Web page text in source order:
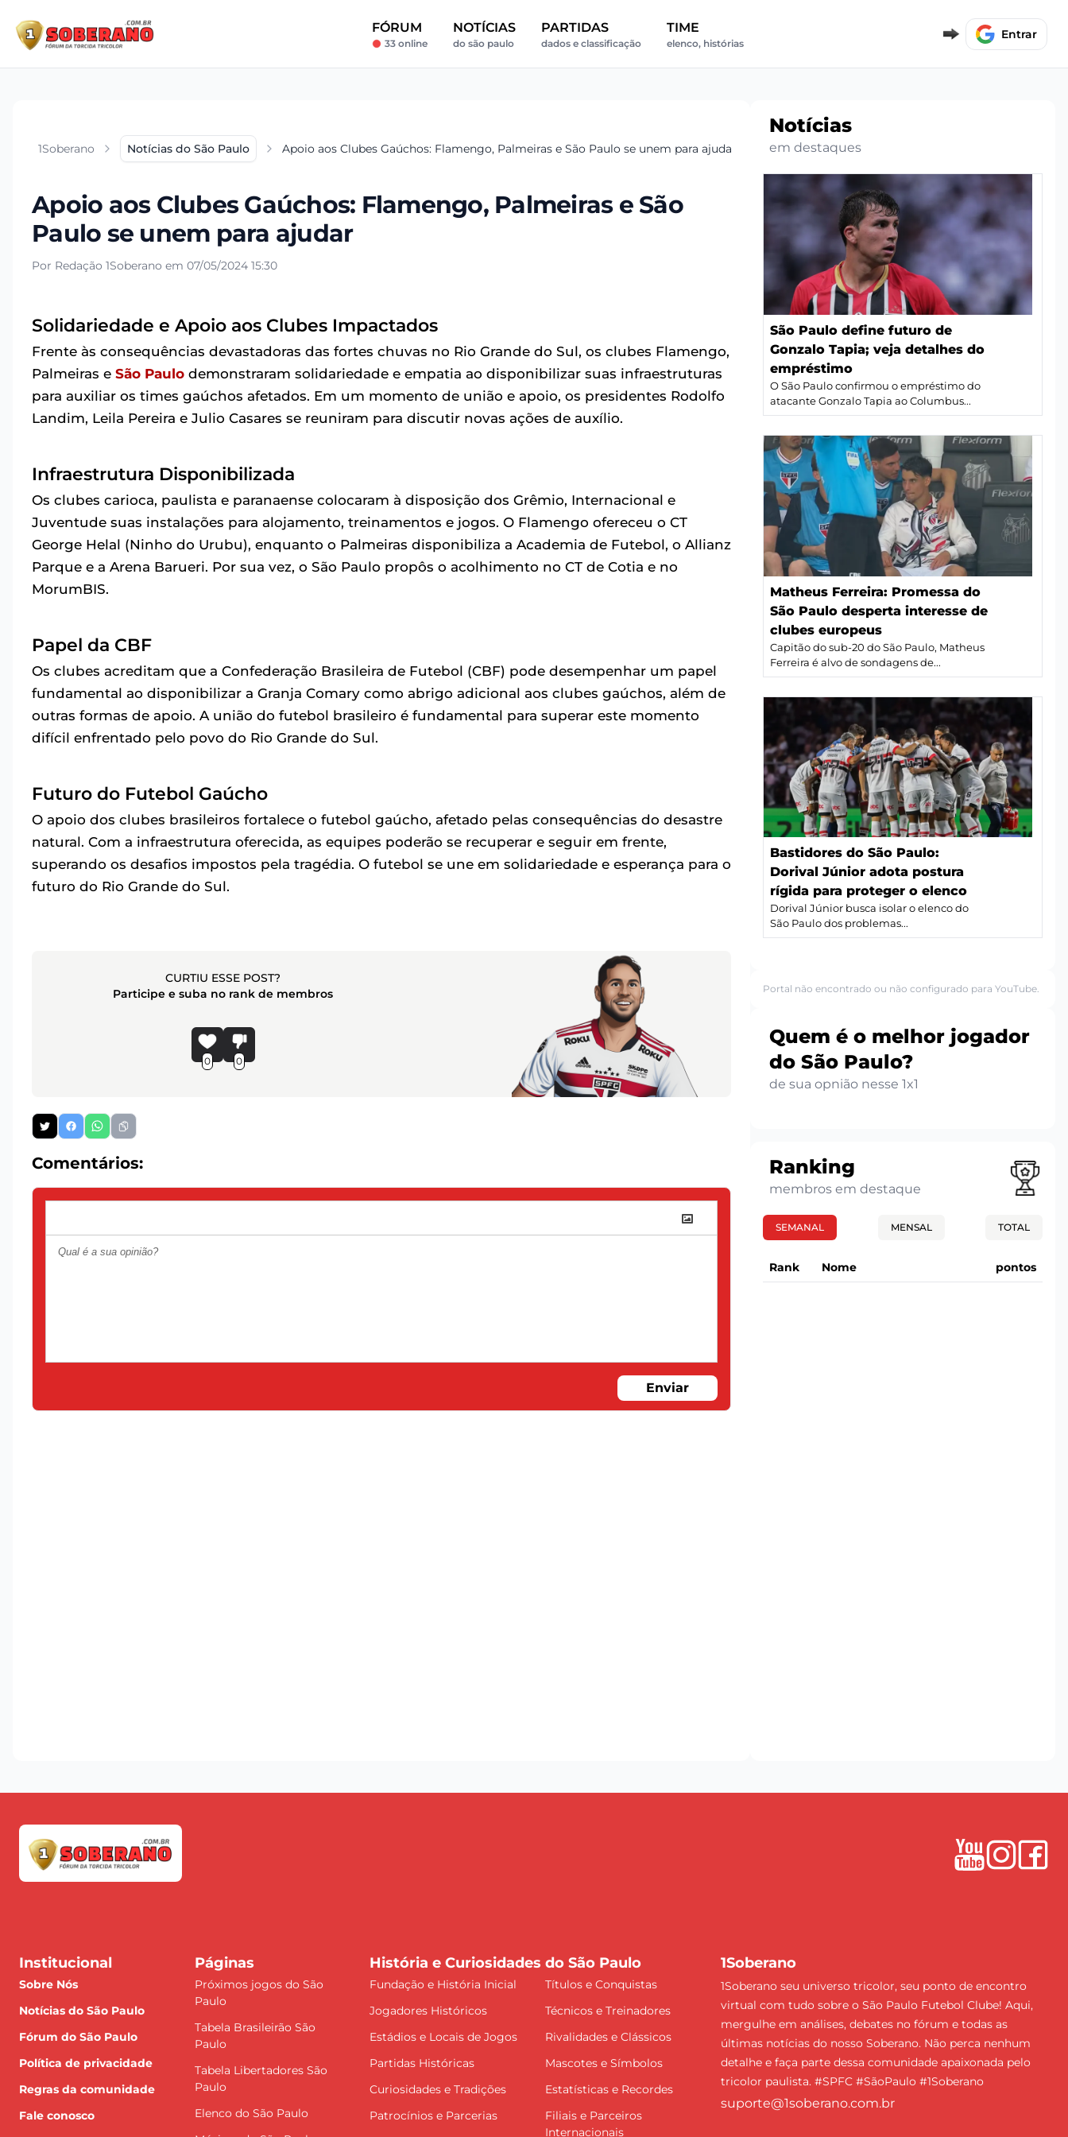
FÓRUM
33 online
NOTÍCIAS
do são paulo
PARTIDAS
dados e classificação
TIME
elenco, histórias
Entrar
1Soberano Notícias do São Paulo Apoio aos Clubes Gaúchos: Flamengo, Palmeiras e São Paulo se unem para ajudar
Apoio aos Clubes Gaúchos: Flamengo, Palmeiras e São
Paulo se unem para ajudar
Por Redação 1Soberano em 07/05/2024 15:30
Solidariedade e Apoio aos Clubes Impactados
Frente às consequências devastadoras das fortes chuvas no Rio Grande do Sul, os clubes Flamengo,
Palmeiras e São Paulo demonstraram solidariedade e empatia ao disponibilizar suas infraestruturas
para auxiliar os times gaúchos afetados. Em um momento de união e apoio, os presidentes Rodolfo
Landim, Leila Pereira e Julio Casares se reuniram para discutir novas ações de auxílio.
Infraestrutura Disponibilizada
Os clubes carioca, paulista e paranaense colocaram à disposição dos Grêmio, Internacional e
Juventude suas instalações para alojamento, treinamentos e jogos. O Flamengo ofereceu o CT
George Helal (Ninho do Urubu), enquanto o Palmeiras disponibiliza a Academia de Futebol, o Allianz
Parque e a Arena Barueri. Por sua vez, o São Paulo propôs o acolhimento no CT de Cotia e no
MorumBIS.
Papel da CBF
Os clubes acreditam que a Confederação Brasileira de Futebol (CBF) pode desempenhar um papel
fundamental ao disponibilizar a Granja Comary como abrigo adicional aos clubes gaúchos, além de
outras formas de apoio. A união do futebol brasileiro é fundamental para superar este momento
difícil enfrentado pelo povo do Rio Grande do Sul.
Futuro do Futebol Gaúcho
O apoio dos clubes brasileiros fortalece o futebol gaúcho, afetado pelas consequências do desastre
natural. Com a infraestrutura oferecida, as equipes poderão se recuperar e seguir em frente,
superando os desafios impostos pela tragédia. O futebol se une em solidariedade e esperança para o
futuro do Rio Grande do Sul.
CURTIU ESSE POST?
Participe e suba no rank de membros
0 0
Comentários:
Enviar
Notícias
em destaques
São Paulo define futuro de
Gonzalo Tapia; veja detalhes do
empréstimo
O São Paulo confirmou o empréstimo do
atacante Gonzalo Tapia ao Columbus...
Matheus Ferreira: Promessa do
São Paulo desperta interesse de
clubes europeus
Capitão do sub-20 do São Paulo, Matheus
Ferreira é alvo de sondagens de...
Bastidores do São Paulo:
Dorival Júnior adota postura
rígida para proteger o elenco
Dorival Júnior busca isolar o elenco do
São Paulo dos problemas...
Portal não encontrado ou não configurado para YouTube.
Quem é o melhor jogador
do São Paulo?
de sua opnião nesse 1x1
Ranking
membros em destaque
SEMANAL MENSAL TOTAL
Rank Nome pontos
Institucional
Sobre Nós
Notícias do São Paulo
Fórum do São Paulo
Política de privacidade
Regras da comunidade
Fale conosco
Páginas
Próximos jogos do São
Paulo
Tabela Brasileirão São
Paulo
Tabela Libertadores São
Paulo
Elenco do São Paulo
História e Curiosidades do São Paulo
Fundação e História Inicial
Títulos e Conquistas
Jogadores Históricos
Técnicos e Treinadores
Estádios e Locais de Jogos
Rivalidades e Clássicos
Partidas Históricas
Mascotes e Símbolos
Curiosidades e Tradições
Estatísticas e Recordes
Patrocínios e Parcerias
Filiais e Parceiros
Internacionais
1Soberano
1Soberano seu universo tricolor, seu ponto de encontro
virtual com tudo sobre o São Paulo Futebol Clube! Aqui,
mergulhe em análises, debates no fórum e todas as
últimas notícias do nosso Soberano. Não perca nenhum
detalhe e faça parte dessa comunidade apaixonada pelo
tricolor paulista. #SPFC #SãoPaulo #1Soberano
suporte@1soberano.com.br